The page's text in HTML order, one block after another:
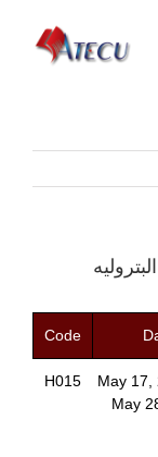
Code
H015
May 17,
May